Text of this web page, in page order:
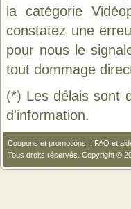
la catégorie
constatez une
pour nous le
tout dommage
(*) Les délais sont
d'information.
Coupons et promotions :: FAQ et
Tous droits réservés. Copyright ©